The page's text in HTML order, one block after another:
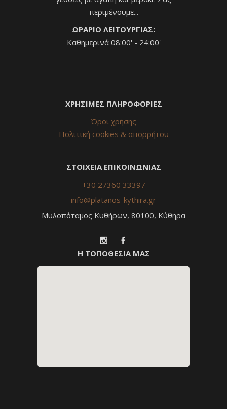
περιμένουμε...
ΩΡΑΡΙΟ ΛΕΙΤΟΥΡΓΙΑΣ:
Καθημερινά 08:00' - 24:00'
ΧΡΗΣΙΜΕΣ ΠΛΗΡΟΦΟΡΙΕΣ
Όροι χρήσης
Πολιτική cookies & απορρήτου
ΣΤΟΙΧΕΙΑ ΕΠΙΚΟΙΝΩΝΙΑΣ
+30 27360 33397
info@platanos-kythira.gr
Μυλοπόταμος Κυθήρων, 80100, Κύθηρα
Η ΤΟΠΟΘΕΣΙΑ ΜΑΣ